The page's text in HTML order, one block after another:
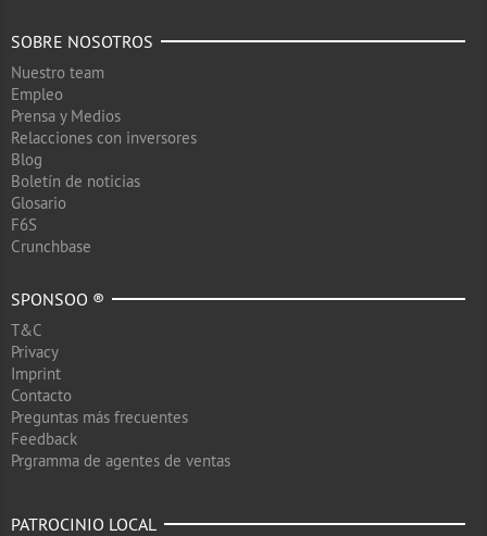
SOBRE NOSOTROS
Nuestro team
Empleo
Prensa y Medios
Relacciones con inversores
Blog
Boletín de noticias
Glosario
F6S
Crunchbase
SPONSOO ®
T&C
Privacy
Imprint
Contacto
Preguntas más frecuentes
Feedback
Prgramma de agentes de ventas
PATROCINIO LOCAL